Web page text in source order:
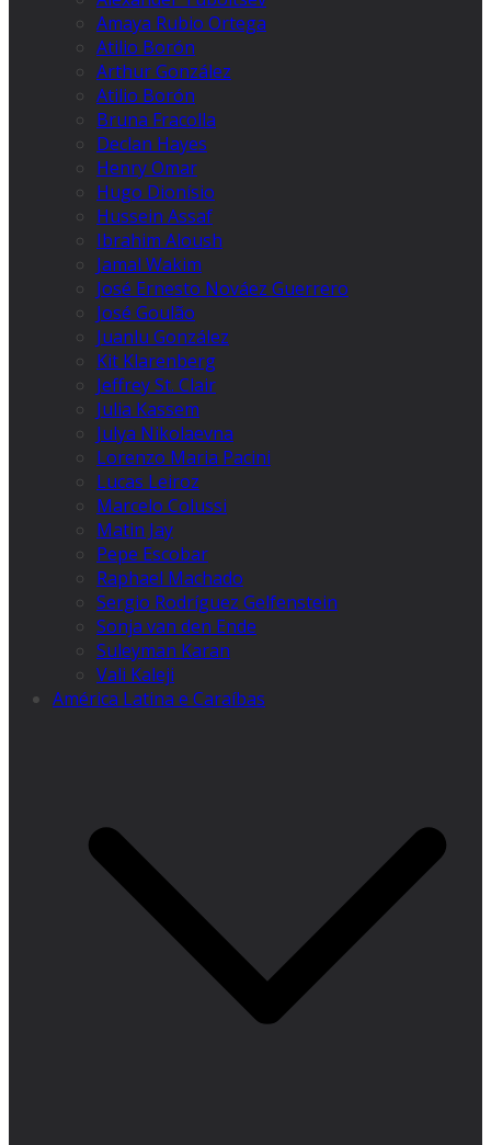
Amaya Rubio Ortega
Atilio Borón
Arthur González
Atilio Borón
Bruna Fracolla
Declan Hayes
Henry Omar
Hugo Dionísio
Hussein Assaf
Ibrahim Aloush
Jamal Wakim
José Ernesto Nováez Guerrero
José Goulão
Juanlu González
Kit Klarenberg
Jeffrey St. Clair
Julia Kassem
Julya Nikolaevna
Lorenzo Maria Pacini
Lucas Leiroz
Marcelo Colussi
Matin Jay
Pepe Escobar
Raphael Machado
Sergio Rodríguez Gelfenstein
Sonja van den Ende
Suleyman Karan
Vali Kaleji
América Latina e Caraíbas